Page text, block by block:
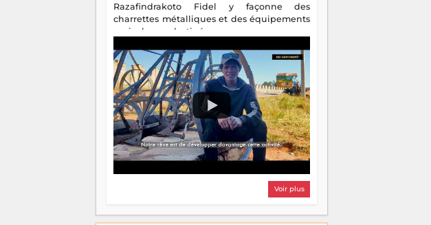
Razafindrakoto Fidel y façonne des
charrettes métalliques et des équipements
agricoles destinés aux campagnes
familial, il perpétue un métier discret mais
essentiel.
Voir plus